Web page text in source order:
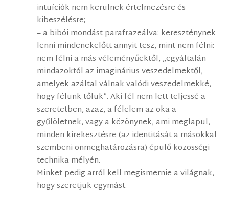
intuíciók nem kerülnek értelmezésre és
kibeszélésre;
– a bibói mondást parafrazeálva: kereszténynek
lenni mindenekelőtt annyit tesz, mint nem félni:
nem félni a más véleményűektől, „egyáltalán
mindazoktól az imaginárius veszedelmektől,
amelyek azáltal válnak valódi veszedelmekké,
hogy félünk tőlük”. Aki fél nem lett teljessé a
szeretetben, azaz, a félelem az oka a
gyűlöletnek, vagy a közönynek, ami meglapul,
minden kirekesztésre (az identitását a másokkal
szembeni önmeghatározásra) épülő közösségi
technika mélyén.
Minket pedig arról kell megismernie a világnak,
hogy szeretjük egymást.